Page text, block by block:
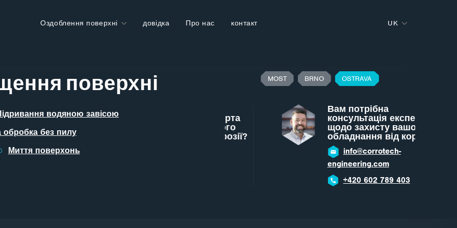
Оздоблення поверхні довідка Про нас контакт UK
поверхні
водяною завісою
без пилу
Миття поверхонь
MOST BRNO OSTRAVA
консультація експерта
Вам потрібна
консультація експерта
щодо захисту вашого
обладнання від корозії?
info@corrotech-
engineering.com
+420 602 789 403